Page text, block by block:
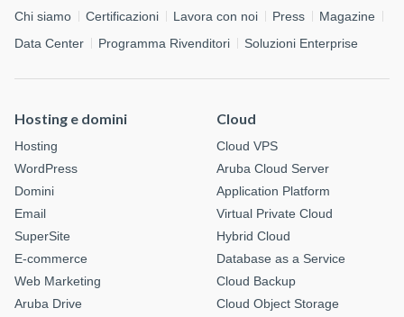
Chi siamo Certificazioni Lavora con noi Press
Magazine
Data Center
Programma Rivenditori Soluzioni Enterprise
Hosting e domini
Hosting
WordPress
Domini
Email
SuperSite
E-commerce
Web Marketing
Aruba Drive
Cloud
Cloud VPS
Aruba Cloud Server
Application Platform
Virtual Private Cloud
Hybrid Cloud
Database as a Service
Cloud Backup
Cloud Object Storage